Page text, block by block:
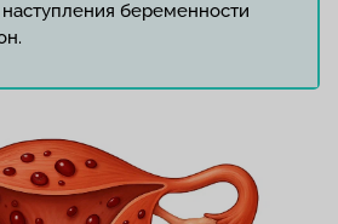
беременности